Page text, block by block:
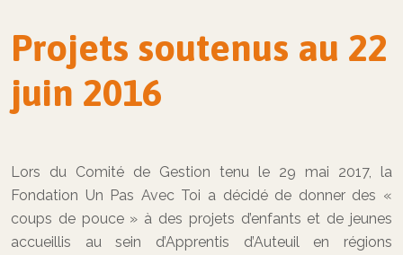
Projets soutenus au 22
juin 2016
Lors du Comité de Gestion tenu le 29 mai 2017, la
Fondation Un Pas Avec Toi a décidé de donner des «
coups de pouce » à des projets d’enfants et de jeunes
accueillis au sein d’Apprentis d’Auteuil en régions